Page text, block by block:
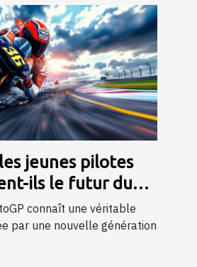
jeunes pilotes
ils le futur du
connaît une véritable
par une nouvelle génération